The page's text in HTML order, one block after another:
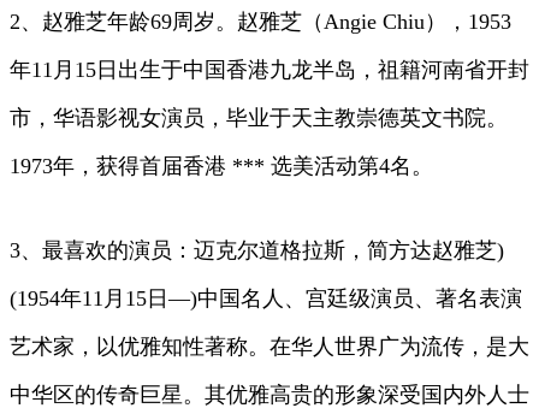
2、赵雅芝年龄69周岁。赵雅芝（Angie Chiu），1953
年11月15日出生于中国香港九龙半岛，祖籍河南省开封
市，华语影视女演员，毕业于天主教崇德英文书院。
1973年，获得首届香港 *** 选美活动第4名。
3、最喜欢的演员：迈克尔道格拉斯，简方达赵雅芝)
(1954年11月15日—)中国名人、宫廷级演员、著名表演
艺术家，以优雅知性著称。在华人世界广为流传，是大
中华区的传奇巨星。其优雅高贵的形象深受国内外人士